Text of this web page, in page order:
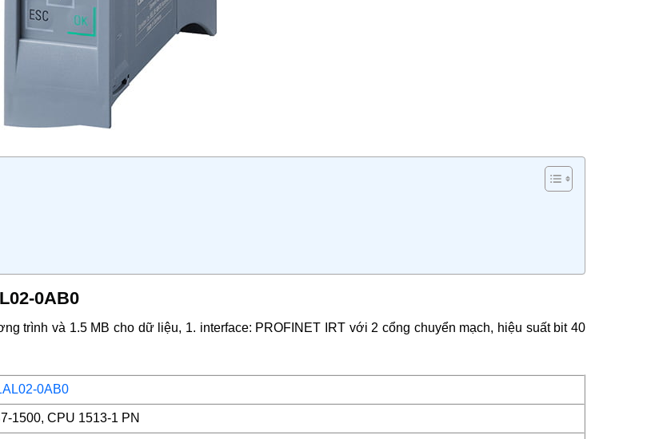
0AB0
trình và 1.5 MB cho dữ liệu, 1. interface: PROFINET IRT với 2 cổng chuyển mạch, hiệu suất bit 40
0AB0
1500, CPU 1513-1 PN